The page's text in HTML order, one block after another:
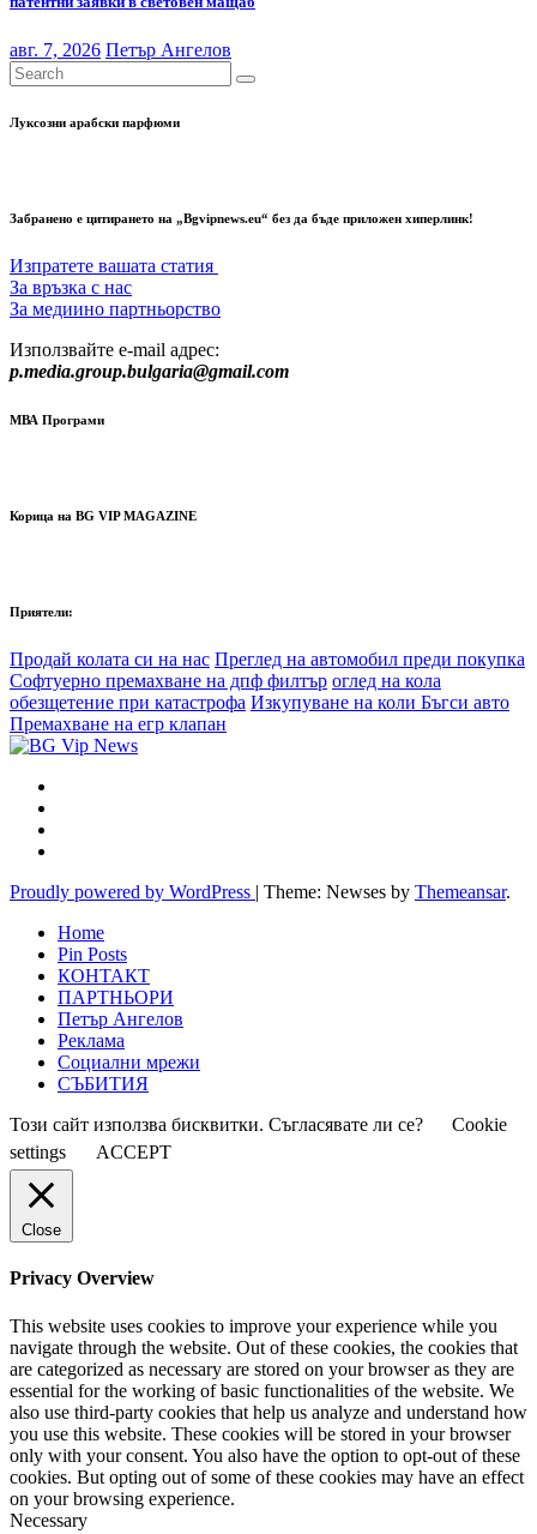
авг. 7, 2026 Петър Ангелов
Луксозни арабски парфюми
Забранено е цитирането на „Bgvipnews.eu“ без да бъде приложен хиперлинк!
Изпратете вашата статия
За връзка с нас
За медиино партньорство
Използвайте e-mail адрес:
p.media.group.bulgaria@gmail.com
МВА Програми
Корица на BG VIP MAGAZINE
Приятели:
Продай колата си на нас Преглед на автомобил преди покупка
Софтуерно премахване на дпф филтър оглед на кола
обезщетение при катастрофа Изкупуване на коли Бъгси авто
Премахване на егр клапан
Proudly powered by WordPress | Theme: Newses by Themeansar.
Home
Pin Posts
КОНТАКТ
ПАРТНЬОРИ
Петър Ангелов
Реклама
Социални мрежи
СЪБИТИЯ
Този сайт използва бисквитки. Съгласявате ли се?
Cookie
settings
ACCEPT
Close
Privacy Overview
This website uses cookies to improve your experience while you
navigate through the website. Out of these cookies, the cookies that
are categorized as necessary are stored on your browser as they are
essential for the working of basic functionalities of the website. We
also use third-party cookies that help us analyze and understand how
you use this website. These cookies will be stored in your browser
only with your consent. You also have the option to opt-out of these
cookies. But opting out of some of these cookies may have an effect
on your browsing experience.
Necessary